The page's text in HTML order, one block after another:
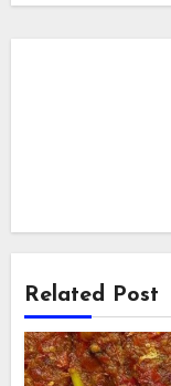
Related Post